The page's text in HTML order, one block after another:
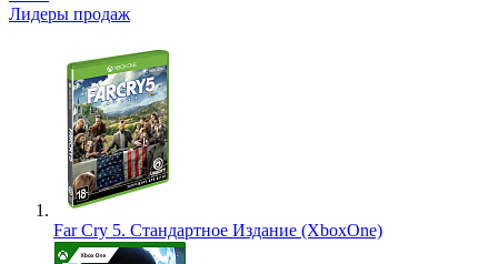
Лидеры продаж
Far Cry 5. Стандартное Издание (XboxOne)